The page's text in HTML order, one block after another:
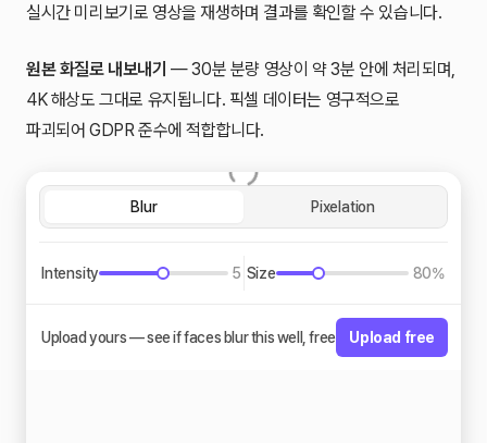
실시간 미리보기로 영상을 재생하며 결과를 확인할 수 있습니다.
원본 화질로 내보내기 — 30분 분량 영상이 약 3분 안에 처리되며,
4K 해상도 그대로 유지됩니다. 픽셀 데이터는 영구적으로
파괴되어 GDPR 준수에 적합합니다.